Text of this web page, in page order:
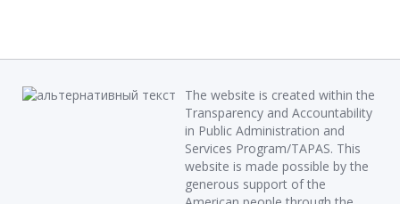
The website is created within the
Transparency and Accountability
in Public Administration and
Services Program/TAPAS. This
website is made possible by the
generous support of the